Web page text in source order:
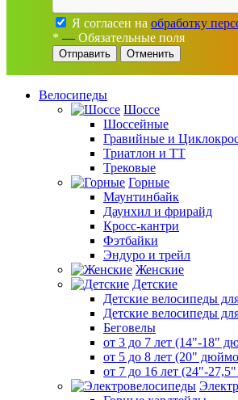
Я согласен на обработку
* — Обязательные поля
Отменить
Велосипеды
Шоссе
Шоссейные
Гравийные и
Триатлон и ТТ
Трековые
Горные
Маунтинбайк
Даунхил и фрирайд
Кросс-кантри
Фэтбайки
Эндуро и трейл
Женские
Детские
Детские велосипеды
Детские велосипеды
Беговелы
от 3 до 7 лет (14"-18"
от 5 до 8 лет (20"
от 7 до 16 лет (24"-